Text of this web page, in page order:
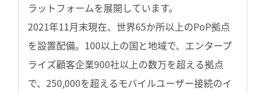
ラットフォームを展開しています。
2021年11月末現在、世界65か所以上のPoP拠点
を設置配備。100以上の国と地域で、エンタープ
ライズ顧客企業900社以上の数万を超える拠点
で、250,000を超えるモバイルユーザー接続のイ